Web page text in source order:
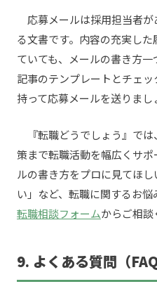
応募メールは採用担当者
る文書です。内容の充実し
ていても、メールの書き方
記事のテンプレートとチェ
持って応募メールを送りまし
『転職どうでしょう』で
策まで転職活動を幅広くサ
ルの書き方をプロに見てほ
い」など、転職に関するお
転職相談フォームからご相談
9. よくある質問（FAQ